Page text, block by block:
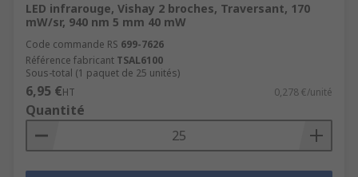
LED infrarouge, Vishay 2 broches, Traversant, 170
mW/sr, 940 nm 5 mm 40 mW
Code commande RS 699-7626
Référence fabricant TSAL6100
Sous-total (1 paquet de 25 unités)
6,95 €HT 0,278 €/unité
Quantité